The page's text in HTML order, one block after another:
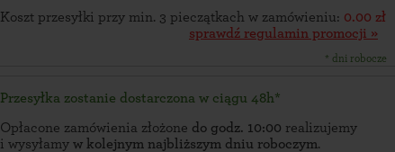
Koszt przesyłki przy min. 3 pieczątkach w zamówieniu: 0.00 zł
sprawdź regulamin promocji »
* dni robocze
Przesyłka zostanie dostarczona w ciągu 48h*
Opłacone zamówienia złożone do godz. 10:00 realizujemy
i wysyłamy w kolejnym najbliższym dniu roboczym.